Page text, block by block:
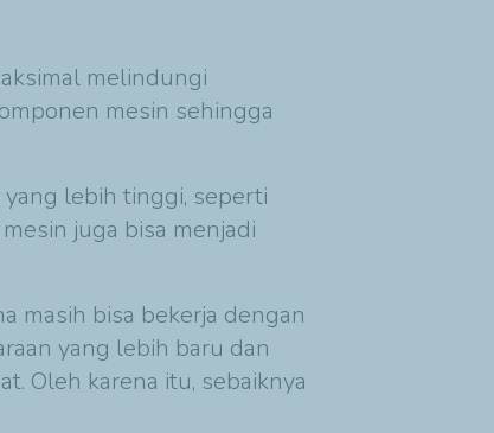
melindungi
mesin sehingga
lebih tinggi, seperti
juga bisa menjadi
masih bisa bekerja dengan
yang lebih baru dan
Oleh karena itu, sebaiknya